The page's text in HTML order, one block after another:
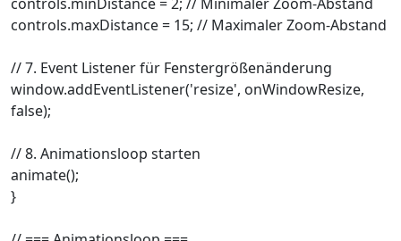
controls.maxDistance = 15; // Maximaler Zoom-Abstand
// 7. Event Listener für Fenstergrößenänderung
window.addEventListener('resize', onWindowResize,
false);
// 8. Animationsloop starten
animate();
}